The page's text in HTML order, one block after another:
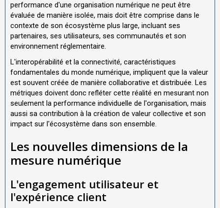
performance d'une organisation numérique ne peut être
évaluée de manière isolée, mais doit être comprise dans le
contexte de son écosystème plus large, incluant ses
partenaires, ses utilisateurs, ses communautés et son
environnement réglementaire.
L'interopérabilité et la connectivité, caractéristiques
fondamentales du monde numérique, impliquent que la valeur
est souvent créée de manière collaborative et distribuée. Les
métriques doivent donc refléter cette réalité en mesurant non
seulement la performance individuelle de l'organisation, mais
aussi sa contribution à la création de valeur collective et son
impact sur l'écosystème dans son ensemble.
Les nouvelles dimensions de la
mesure numérique
L'engagement utilisateur et
l'expérience client